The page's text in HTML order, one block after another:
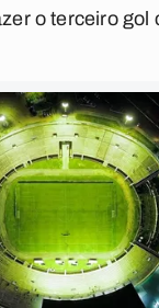
o terceiro gol